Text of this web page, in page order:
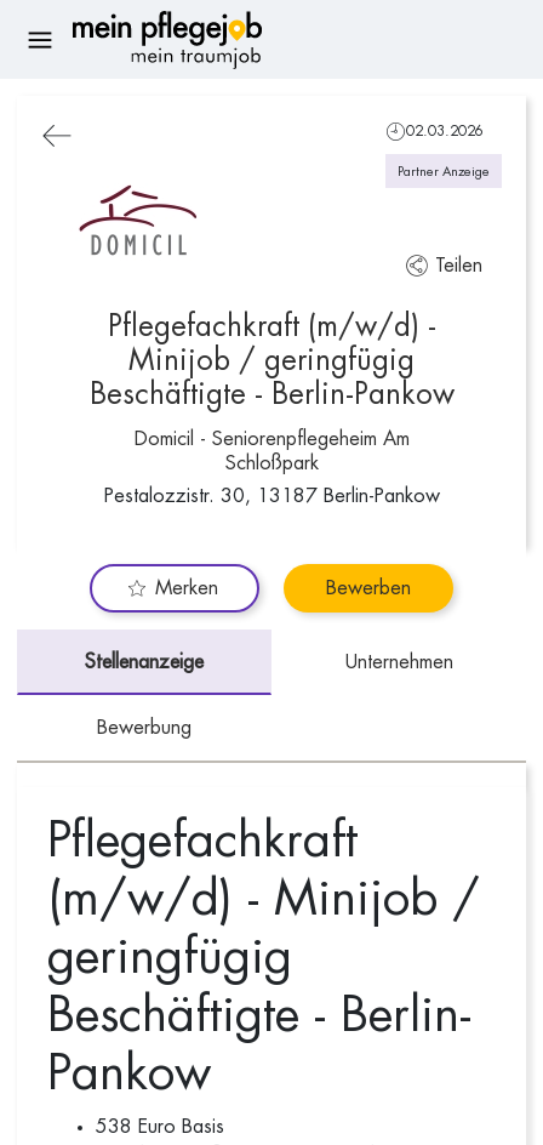
Pflegefachkraft (m/w/d) -
Minijob / geringfügig
Beschäftigte - Berlin-Pankow
Domicil - Seniorenpflegeheim Am
Schloßpark
Pestalozzistr. 30, 13187 Berlin-Pankow
02.03.2026
Partner Anzeige
Teilen
Merken Bewerben
Stellenanzeige Unternehmen
Bewerbung
Pflegefachkraft
(m/w/d) - Minijob /
geringfügig
Beschäftigte - Berlin-
Pankow
538 Euro Basis